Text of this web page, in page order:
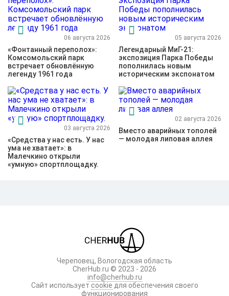
06 августа 2026
«Фонтанный переполох»:
Комсомольский парк
встречает обновлённую
легенду 1961 года
05 августа 2026
Легендарный МиГ-21:
экспозиция Парка Победы
пополнилась новым
историческим экспонатом
03 августа 2026
«Средства у нас есть. У нас
ума не хватает»: в
Малечкино открыли
«умную» спортплощадку.
02 августа 2026
Вместо аварийных тополей
— молодая липовая аллея
Череповец, Вологодская область
CherHub.ru © 2023 - 2026
info@cherhub.ru
Сайт использует cookie для обеспечения своего
функционирования